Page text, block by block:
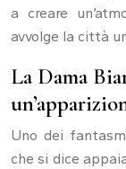
a creare
avvolge la città
La Dama
Uno dei
che si dice